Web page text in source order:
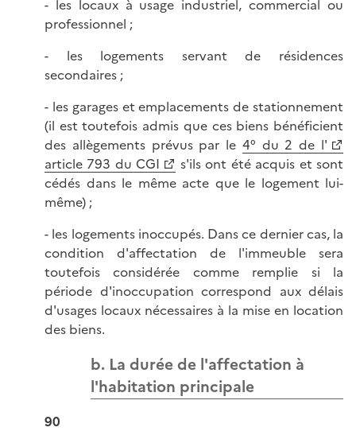
- les locaux à usage industriel, commercial ou
professionnel ;
- les logements servant de résidences
secondaires ;
- les garages et emplacements de stationnement
(il est toutefois admis que ces biens bénéficient
des allègements prévus par le 4° du 2 de l'
article 793 du CGI
s'ils ont été acquis et sont
cédés dans le même acte que le logement lui-
même) ;
- les logements inoccupés. Dans ce dernier cas, la
condition d'affectation de l'immeuble sera
toutefois considérée comme remplie si la
période d'inoccupation correspond aux délais
d'usages locaux nécessaires à la mise en location
des biens.
b. La durée de l'affectation à
l'habitation principale
90